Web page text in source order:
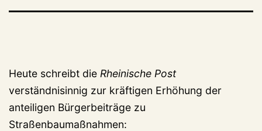
Heute schreibt die Rheinische Post
verständnisinnig zur kräftigen Erhöhung der
anteiligen Bürgerbeiträge zu
Straßenbaumaßnahmen: